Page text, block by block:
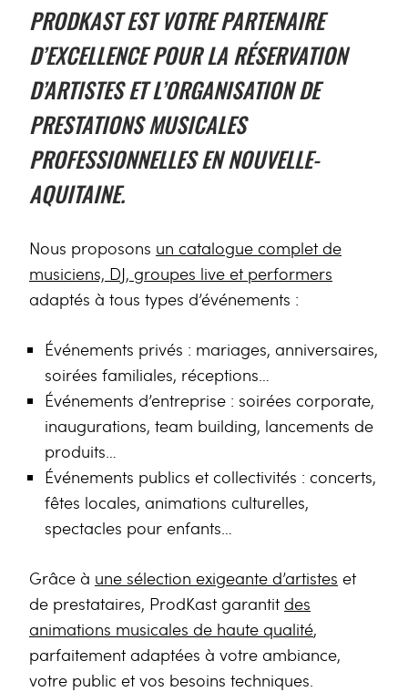
PRODKAST EST VOTRE PARTENAIRE
D’EXCELLENCE POUR LA RÉSERVATION
D’ARTISTES ET L’ORGANISATION DE
PRESTATIONS MUSICALES
PROFESSIONNELLES EN NOUVELLE-
AQUITAINE.
Nous proposons un catalogue complet de
musiciens, DJ, groupes live et performers
adaptés à tous types d’événements :
Événements privés : mariages, anniversaires,
soirées familiales, réceptions…
Événements d’entreprise : soirées corporate,
inaugurations, team building, lancements de
produits…
Événements publics et collectivités : concerts,
fêtes locales, animations culturelles,
spectacles pour enfants…
Grâce à une sélection exigeante d’artistes et
de prestataires, ProdKast garantit des
animations musicales de haute qualité,
parfaitement adaptées à votre ambiance,
votre public et vos besoins techniques.